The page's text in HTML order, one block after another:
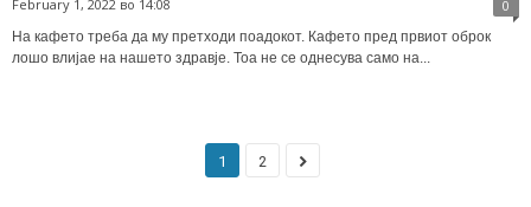
February 1, 2022 во 14:08 0
На кафето треба да му претходи поадокот. Кафето пред првиот оброк
лошо влијае на нашето здравје. Тоа не се однесува само на...
1 2